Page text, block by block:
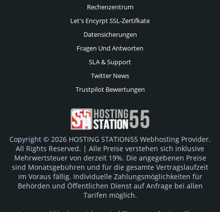
Rechenzentrum
Let's Encyrpt SSL-Zertifkate
Datensicherungen
Fragen Und Antworten
SLA & Support
Twitter News
Trustpilot Bewertungen
Copyright © 2026 HOSTING STATION55 Webhosting Provider.
All Rights Reserved. | Alle Preise verstehen sich inklusive
Mehrwertsteuer von derzeit 19%. Die angegebenen Preise
sind Monatsgebühren und für die gesamte Vertragslaufzeit
im Voraus fällig. Individuelle Zahlungsmöglichkeiten für
Behörden und Öffentlichen Dienst auf Anfrage bei allen
Tarifen möglich.